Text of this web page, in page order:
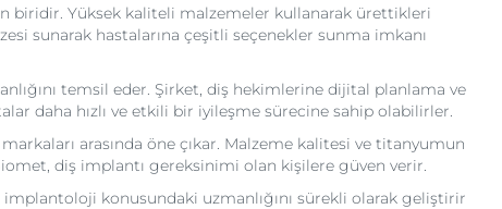
biridir. Yüksek kaliteli malzemeler kullanarak ürettikleri
sunarak hastalarına çeşitli seçenekler sunma imkanı
temsil eder. Şirket, diş hekimlerine dijital planlama ve
daha hızlı ve etkili bir iyileşme sürecine sahip olabilirler.
arasında öne çıkar. Malzeme kalitesi ve titanyumun
diş implantı gereksinimi olan kişilere güven verir.
konusundaki uzmanlığını sürekli olarak geliştirir